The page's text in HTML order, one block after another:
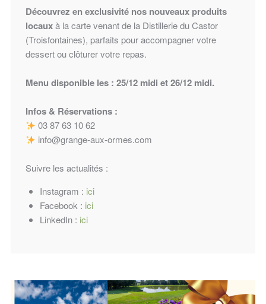
Découvrez en exclusivité nos nouveaux produits
locauxà la carte venant de la Distillerie du Castor
(Troisfontaines), parfaits pour accompagner votre
dessert ou clôturer votre repas.
Menu disponible les : 25/12 midi et 26/12 midi.
Infos & Réservations :
03 87 63 10 62
info@grange-aux-ormes.com
Suivre les actualités :
Instagram : ici
Facebook : ici
LinkedIn : ici